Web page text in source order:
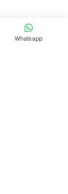
Whatsapp